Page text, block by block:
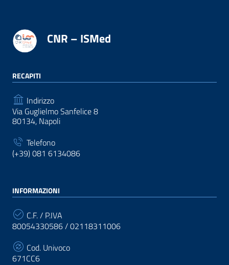
CNR – ISMed
RECAPITI
Indirizzo
Via Guglielmo Sanfelice 8
80134, Napoli
Telefono
(+39) 081 6134086
INFORMAZIONI
C.F. / P.IVA
80054330586 / 02118311006
Cod. Univoco
671CC6